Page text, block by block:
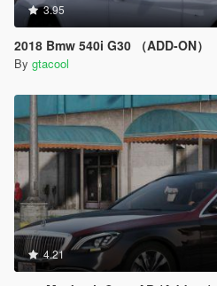
3.95
2018 Bmw 540i G30 （ADD-ON）
By gtacool
4.21